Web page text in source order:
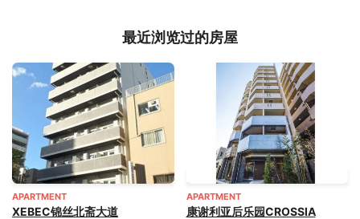
最近浏览过的房屋
APARTMENT
XEBEC锦丝北斋大道
APARTMENT
康谢利亚后乐园CROSSIA